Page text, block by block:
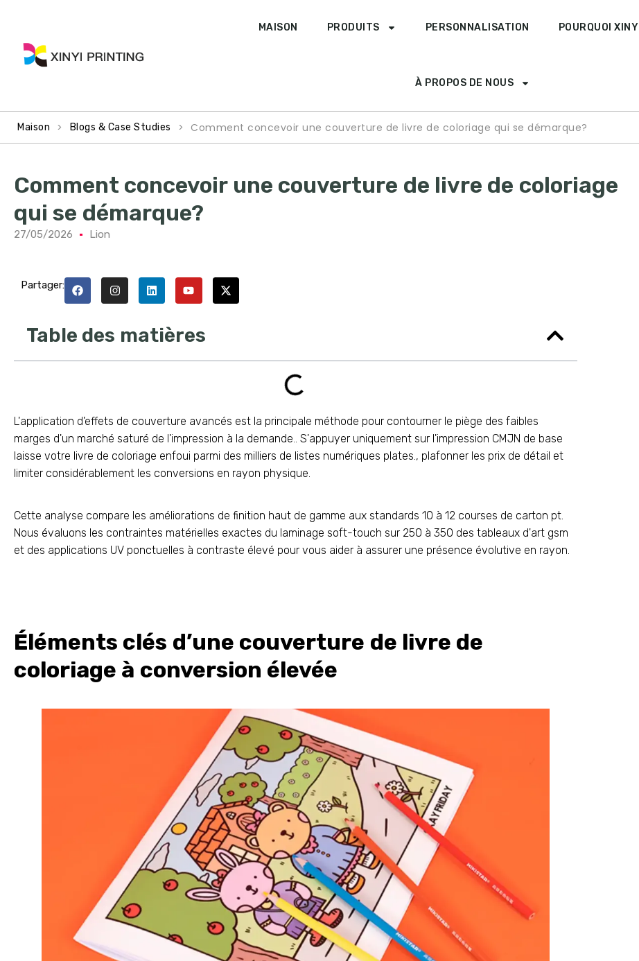
MAISON PRODUITS PERSONNALISATION POURQUOI XINYI
À PROPOS DE NOUS
Maison > Blogs & Case Studies > Comment concevoir une couverture de livre de coloriage qui se démarque?
Comment concevoir une couverture de livre de coloriage
qui se démarque?
27/05/2026 Lion
Partager:
Table des matières
L'application d'effets de couverture avancés est la principale méthode pour contourner le piège des faibles
marges d'un marché saturé de l'impression à la demande.. S'appuyer uniquement sur l'impression CMJN de base
laisse votre livre de coloriage enfoui parmi des milliers de listes numériques plates., plafonner les prix de détail et
limiter considérablement les conversions en rayon physique.
Cette analyse compare les améliorations de finition haut de gamme aux standards 10 à 12 courses de carton pt.
Nous évaluons les contraintes matérielles exactes du laminage soft-touch sur 250 à 350 des tableaux d'art gsm
et des applications UV ponctuelles à contraste élevé pour vous aider à assurer une présence évolutive en rayon.
Éléments clés d’une couverture de livre de
coloriage à conversion élevée